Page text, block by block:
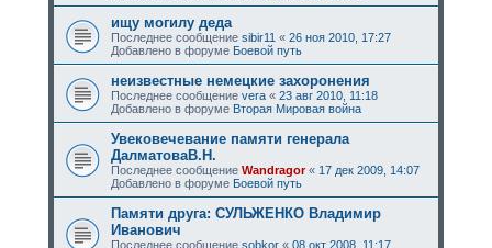
ищу могилу дедa
Последнее сообщение sibir11 « 26 ноя 2010, 17:27
Добавлено в форуме Боевой путь
неизвестные немецкие захоронения
Последнее сообщение vera« 23 авг 2010, 11:18
Добавлено в форуме Вторая Мировая война
Увековечевание памяти генерала
ДалматоваВ.Н.
Последнее сообщение Wandragor« 17 дек 2009, 14:07
Добавлено в форуме Боевой путь
Памяти друга: СУЛЬЖЕНКО Владимир
Иванович
Последнее сообщение sobkor« 08 окт 2008, 11:17